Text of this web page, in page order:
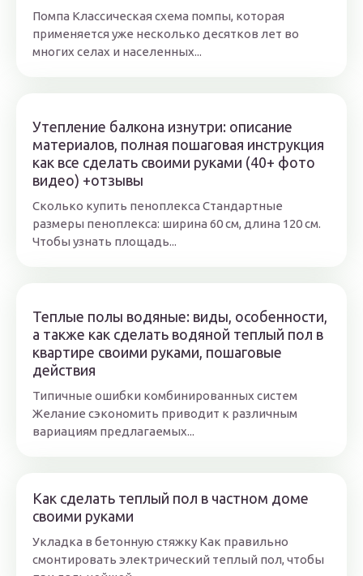
Помпа Классическая схема помпы, которая
применяется уже несколько десятков лет во
многих селах и населенных...
Утепление балкона изнутри: описание
материалов, полная пошаговая инструкция
как все сделать своими руками (40+ фото
видео) +отзывы
Сколько купить пеноплекса Стандартные
размеры пеноплекса: ширина 60 см, длина 120 см.
Чтобы узнать площадь...
Теплые полы водяные: виды, особенности,
а также как сделать водяной теплый пол в
квартире своими руками, пошаговые
действия
Типичные ошибки комбинированных систем
Желание сэкономить приводит к различным
вариациям предлагаемых...
Как сделать теплый пол в частном доме
своими руками
Укладка в бетонную стяжку Как правильно
смонтировать электрический теплый пол, чтобы